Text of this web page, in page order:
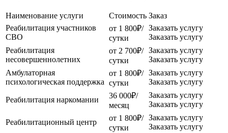
Наименование услуги Стоимость Заказ
Реабилитация участников
СВО
от 1 800₽/
сутки
Заказать услугу
Заказать услугу
Реабилитация
несовершеннолетних
от 2 700₽/
сутки
Заказать услугу
Заказать услугу
Амбулаторная
психологическая поддержка
от 1 800₽/
сутки
Заказать услугу
Заказать услугу
Реабилитация наркомании
36 000₽/
месяц
Заказать услугу
Заказать услугу
Реабилитационный центр
от 1 800₽/
сутки
Заказать услугу
Заказать услугу